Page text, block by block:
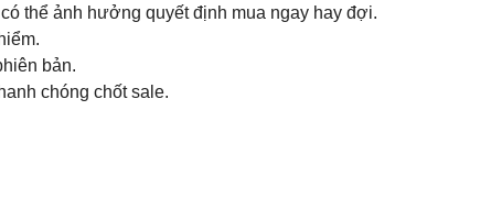
thể ảnh hưởng quyết định mua ngay hay đợi.
bản.
chóng chốt sale.